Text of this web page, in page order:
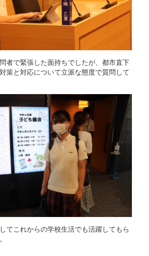
者で緊張した面持ちでしたが、都市直下
策と対応について立派な態度で質問して
てこれからの学校生活でも活躍してもら